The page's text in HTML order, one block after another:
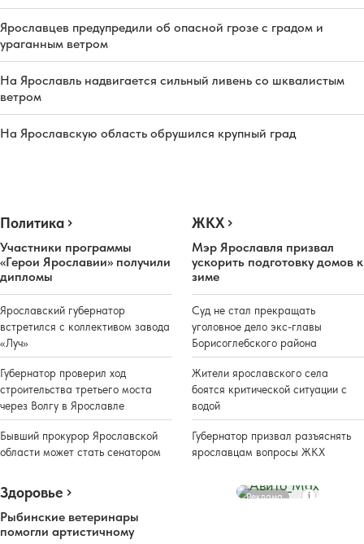
Ярославцев предупредили об опасной грозе с градом и
ураганным ветром
На Ярославль надвигается сильный ливень со шквалистым
ветром
На Ярославскую область обрушился крупный град
Политика
Участники программы
«Герои Ярославии» получили
дипломы
Ярославский губернатор
встретился с коллективом завода
«Луч»
Губернатор проверил ход
строительства третьего моста
через Волгу в Ярославле
Бывший прокурор Ярославской
области может стать сенатором
ЖКХ
Мэр Ярославля призвал
ускорить подготовку домов к
зиме
Суд не стал прекращать
уголовное дело экс-главы
Борисоглебского района
Жители ярославского села
боятся критической ситуации с
водой
Губернатор призвал разъяснять
ярославцам вопросы ЖКХ
Здоровье
Рыбинские ветеринары
помогли артистичному
Реклама